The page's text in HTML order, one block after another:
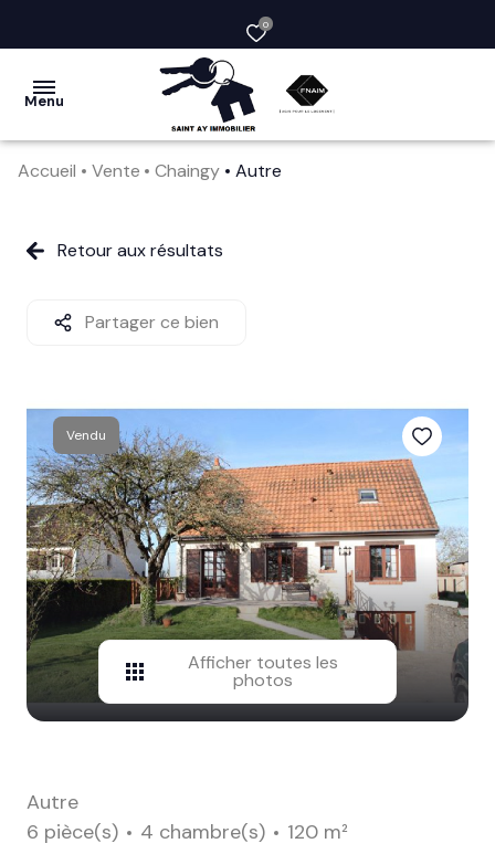
0
Menu
vendre
société
avis
clients
contact
Accueil Vente Chaingy Autre
Retour aux résultats
Partager ce bien
Vendu
Afficher toutes les
photos
Autre
6 pièce(s)
4 chambre(s)
120 m²